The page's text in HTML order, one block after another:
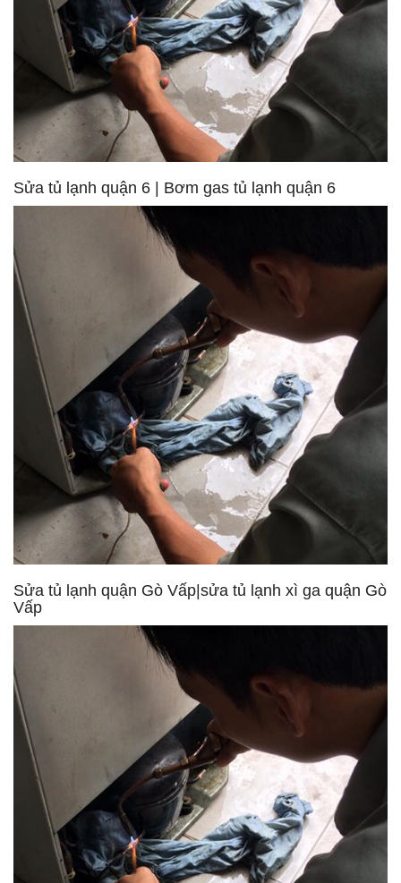
Sửa tủ lạnh quận 6 | Bơm gas tủ lạnh quận 6
Sửa tủ lạnh quận Gò Vấp|sửa tủ lạnh xì ga quận Gò
Vấp